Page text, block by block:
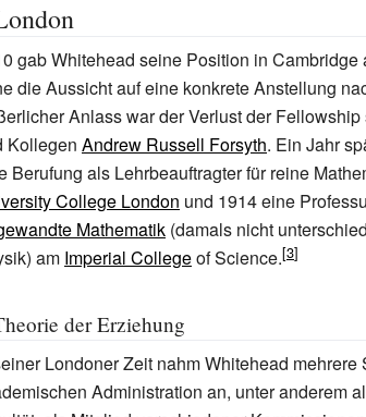
gab Whitehead seine Position in Cambridge
die Aussicht auf eine konkrete Anstellung
Anlass war der Verlust der
Kollegen Andrew Russell Forsyth. Ein Jahr
Berufung als Lehrbeauftragter für reine
College London und 1914 eine
Mathematik (damals nicht
am Imperial Collegeof Science.
der Erziehung
Londoner Zeit nahm Whitehead mehrere
Administration an, unter anderem